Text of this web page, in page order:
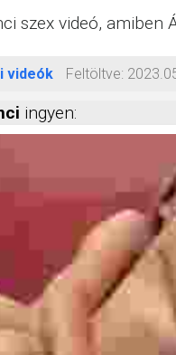
szex videó, amiben
videók Feltöltve:
ingyen: